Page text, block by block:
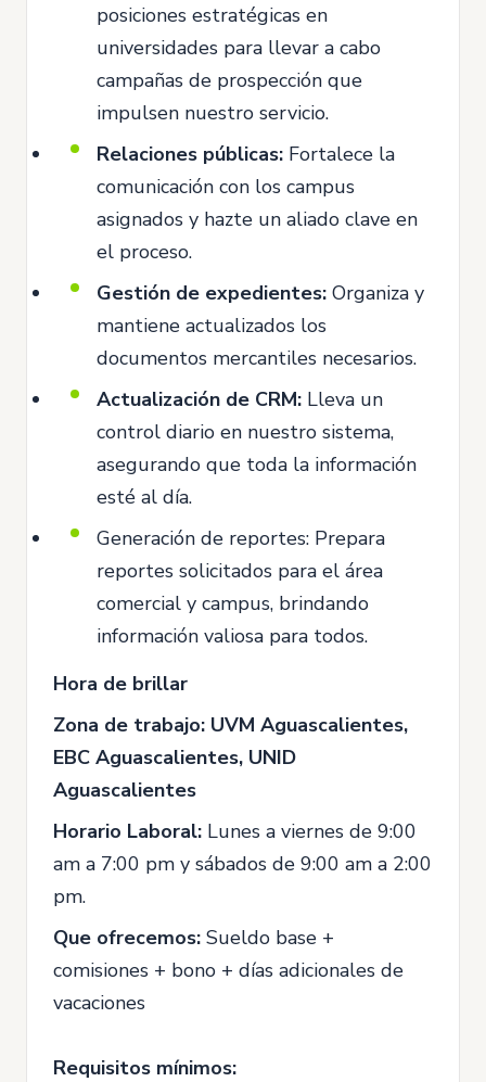
posiciones estratégicas en
universidades para llevar a cabo
campañas de prospección que
impulsen nuestro servicio.
Relaciones públicas: Fortalece la
comunicación con los campus
asignados y hazte un aliado clave en
el proceso.
Gestión de expedientes: Organiza y
mantiene actualizados los
documentos mercantiles necesarios.
Actualización de CRM: Lleva un
control diario en nuestro sistema,
asegurando que toda la información
esté al día.
Generación de reportes: Prepara
reportes solicitados para el área
comercial y campus, brindando
información valiosa para todos.
Hora de brillar
Zona de trabajo: UVM Aguascalientes,
EBC Aguascalientes, UNID
Aguascalientes
Horario Laboral: Lunes a viernes de 9:00
am a 7:00 pm y sábados de 9:00 am a 2:00
pm.
Que ofrecemos: Sueldo base +
comisiones + bono + días adicionales de
vacaciones
Requisitos mínimos: